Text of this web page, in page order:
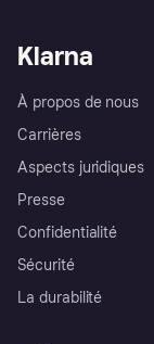
Klarna
À propos de nous
Carrières
Aspects juridiques
Presse
Confidentialité
Sécurité
La durabilité